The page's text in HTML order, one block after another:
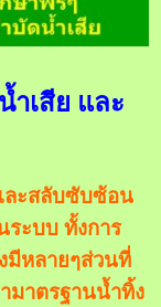
เสีย และ
ละสลับซับซ้อน
ะบบ ทั้งการ
มีหลายๆส่วนที่
มาตรฐานน้ำทิ้ง